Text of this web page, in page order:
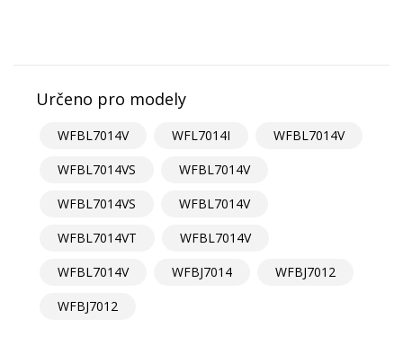
Určeno pro modely
WFBL7014V WFL7014I
WFBL7014V
WFBL7014VS
WFBL7014V
WFBL7014VS
WFBL7014V
WFBL7014VT
WFBL7014V
WFBL7014V
WFBJ7014
WFBJ7012
WFBJ7012